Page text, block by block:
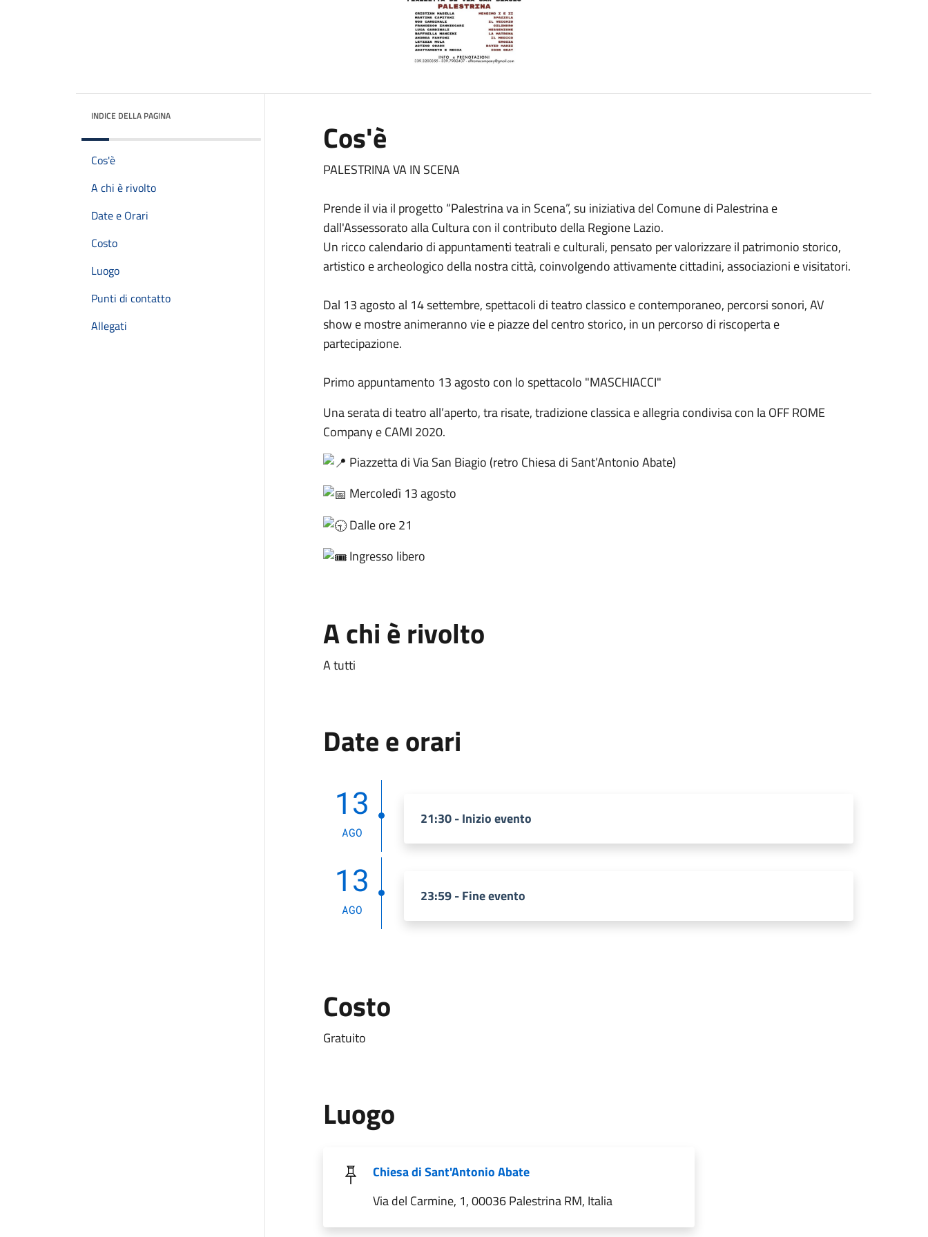
INDICE DELLA PAGINA
Cos'è
A chi è rivolto
Date e Orari
Costo
Luogo
Punti di contatto
Allegati
Cos'è
PALESTRINA VA IN SCENA
Prende il via il progetto “Palestrina va in Scena”, su iniziativa del Comune di Palestrina e
dall'Assessorato alla Cultura con il contributo della Regione Lazio.
Un ricco calendario di appuntamenti teatrali e culturali, pensato per valorizzare il patrimonio storico,
artistico e archeologico della nostra città, coinvolgendo attivamente cittadini, associazioni e visitatori.
Dal 13 agosto al 14 settembre, spettacoli di teatro classico e contemporaneo, percorsi sonori, AV
show e mostre animeranno vie e piazze del centro storico, in un percorso di riscoperta e
partecipazione.
Primo appuntamento 13 agosto con lo spettacolo "MASCHIACCI"
Una serata di teatro all’aperto, tra risate, tradizione classica e allegria condivisa con la OFF ROME
Company e CAMI 2020.
Piazzetta di Via San Biagio (retro Chiesa di Sant’Antonio Abate)
Mercoledì 13 agosto
Dalle ore 21
Ingresso libero
A chi è rivolto
A tutti
Date e orari
13
AGO
21:30 - Inizio evento
13
AGO
23:59 - Fine evento
Costo
Gratuito
Luogo
Chiesa di Sant'Antonio Abate
Via del Carmine, 1, 00036 Palestrina RM, Italia